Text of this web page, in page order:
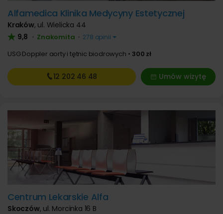
Alfamedica Klinika Medycyny Estetycznej
Kraków, ul. Wielicka 44
9,8 • Znakomita • 278 opinii
USG Doppler aorty i tętnic biodrowych 300 zł
Umów wizytę
12 202 46 48
Centrum Lekarskie Alfa
Skoczów, ul. Morcinka 16 B